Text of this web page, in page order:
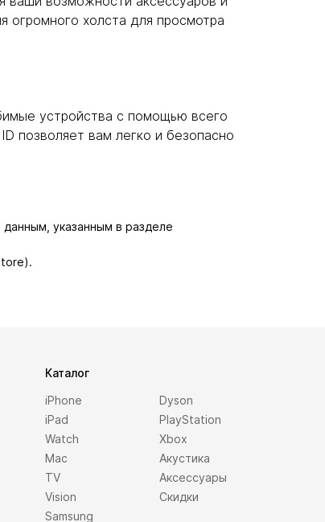
холста для просмотра
устройства с помощью всего
позволяет вам легко и безопасно
указанным в разделе
Каталог
iPhone
iPad
Watch
Mac
TV
Vision
Samsung
Dyson
PlayStation
Xbox
Акустика
Аксессуары
Скидки